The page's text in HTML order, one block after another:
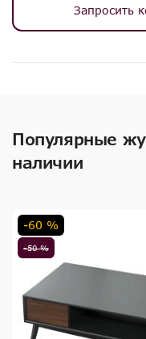
Запросить
Популярные
наличии
-50 %
-60 %